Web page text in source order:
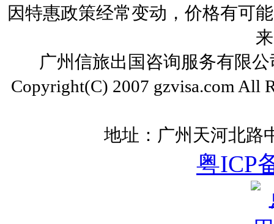
因特惠政策经常变动，价格有可
广州信旅出国咨询服务有限
Copyright(C) 2007 gzvisa.com All
地址：广州天河北路
粤ICP